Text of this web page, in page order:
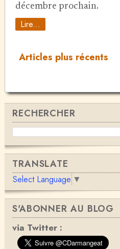
décembre prochain.
Lire...
Articles plus récents
RECHERCHER
TRANSLATE
Select Language ▼
S'ABONNER AU BLOG
via Twitter :